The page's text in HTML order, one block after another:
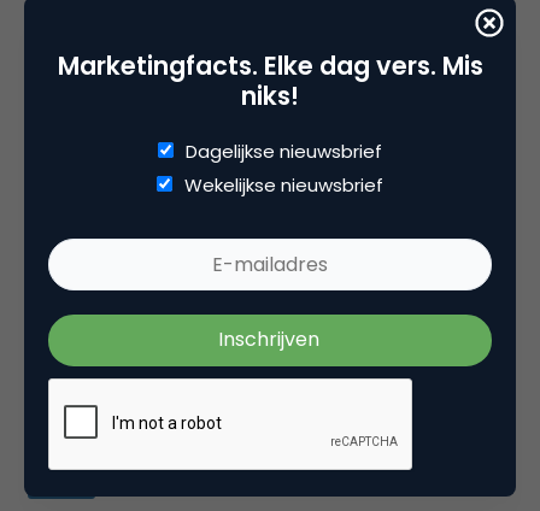
Online ondernemer en coach bij
Conversie optimalisatie coaching
conversie optimalisatie coaching
zelf achteraf bepalen wat het gesprek waard is.
bezoekers kunnen overhalen tot actie, zodat de
website meer omzet genereert en jij meer winst
maakt.Volg me op Google+
Categorie
Marketingfacts. Elke dag vers. Mis
niks!
Dagelijkse nieuwsbrief
Wekelijkse nieuwsbrief